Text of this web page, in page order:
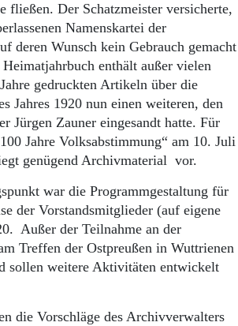
Mediadaten
Kontakt
Impressum
Datenschutz
fließen. Der Schatzmeister versicherte,
Namenskartei der
deren Wunsch kein Gebrauch gemacht
enthält außer vielen
gedruckten Artikeln über die
Jahres 1920 nun einen weiteren, den
Jürgen Zauner eingesandt hatte. Für
Jahre Volksabstimmung“ am 10. Juli
genügend Archivmaterial vor.
war die Programmgestaltung für
der Vorstandsmitglieder (auf eigene
Außer der Teilnahme an der
Treffen der Ostpreußen in Wuttrienen
sollen weitere Aktivitäten entwickelt
die Vorschläge des Archivverwalters